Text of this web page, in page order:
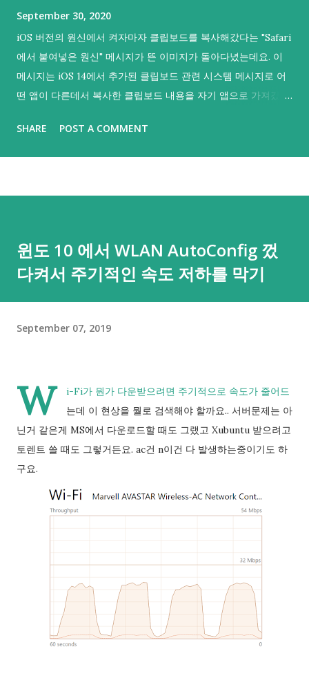
September 30, 2020
iOS 버전의 원신에서 켜자마자 클립보드를 복사해갔다는 "Safari
에서 붙여넣은 원신" 메시지가 뜬 이미지가 돌아다녔는데요. 이
메시지는 iOS 14에서 추가된 클립보드 관련 시스템 메시지로 어
떤 앱이 다른데서 복사한 클립보드 내용을 자기 앱으로 가져갔음
여러 앱에서 클립보드를 복사해갔다는 것이 들통나 시끄러웠기
라운드, 현재 메인으로 띄워져있는 앱의 경우는 어떨까요? 아쉽
게도 이에 대한 메시지(iOS처럼 "A앱에서 붙여넣은 B앱")나 이를
수 있다고 하니까요. adb shell 을 실행하시려면 PC에서는 여기
USB 디버깅을 켜두셔야 명령 실행이 가능해요. 이 부분은 검색을
통해 확인하실 수 있는데 대략적으로는 설정 앱의 기기 정보에서
'빌드 번호'를 8번 이상 누르고 화면 잠금(설정된 경우에만)을 풀
어주시면 되요. 압축이 풀린 폴더에 명령 프롬프트를 여시면 되는
데, 주소 표시창에서 cmd를 입력한 뒤 엔터를 누르시면 그 폴더
접근하는 앱이 얼마나 많은지 확인해볼까요. 개발자가
SHARE POST A COMMENT
윈도 10 에서 WLAN AutoConfig 껐
다켜서 주기적인 속도 저하를 막기
September 07, 2019
W
i-Fi가 뭔가 다운받으려면 주기적으로 속도가 줄어드
는데 이 현상을 뭘로 검색해야 할까요.. 서버문제는 아
닌거 같은게 MS에서 다운로드할 때도 그랬고 Xubuntu 받으려고
토렌트 쓸 때도 그렇거든요. ac건 n이건 다 발생하는중이기도 하
구요.